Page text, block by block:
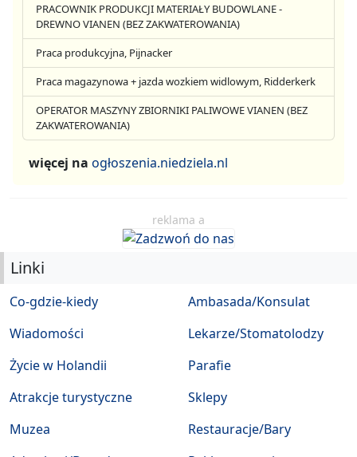
PRACOWNIK PRODUKCJI MATERIAŁY BUDOWLANE -
DREWNO VIANEN (BEZ ZAKWATEROWANIA)
Praca produkcyjna, Pijnacker
Praca magazynowa + jazda wozkiem widlowym, Ridderkerk
OPERATOR MASZYNY ZBIORNIKI PALIWOWE VIANEN (BEZ
ZAKWATEROWANIA)
więcej na ogłoszenia.niedziela.nl
reklama a
Linki
Co-gdzie-kiedy
Wiadomości
Życie w Holandii
Atrakcje turystyczne
Muzea
Ambasada/Konsulat
Lekarze/Stomatolodzy
Parafie
Sklepy
Restauracje/Bary